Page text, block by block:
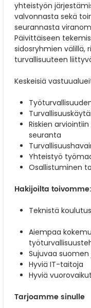
yhteistyön
valvonnasta sekä
seurannasta
Päivittäiseen
sidosryhmien välillä,
turvallisuuteen
Keskeisiä
Riskien
seuranta
Yhteistyö
Osallistuminen
Hakijoilta toivomme:
Teknistä
Aiempaa
Sujuvaa
Hyviä IT-taitoja
Hyviä
Tarjoamme sinulle